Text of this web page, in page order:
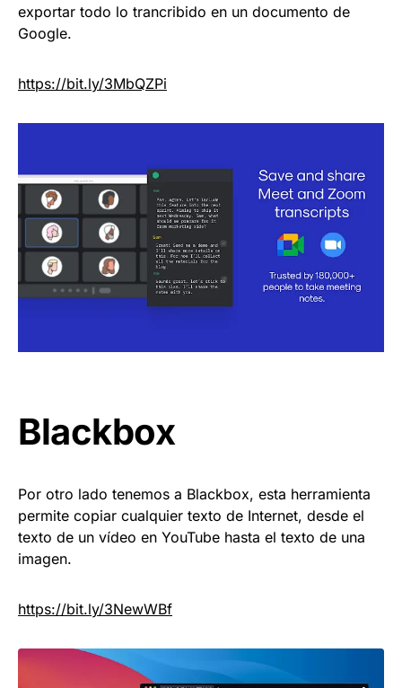
exportar todo lo trancribido en un documento de
Google.
https://bit.ly/3MbQZPi
Blackbox
Por otro lado tenemos a Blackbox, esta herramienta
permite copiar cualquier texto de Internet, desde el
texto de un vídeo en YouTube hasta el texto de una
imagen.
https://bit.ly/3NewWBf